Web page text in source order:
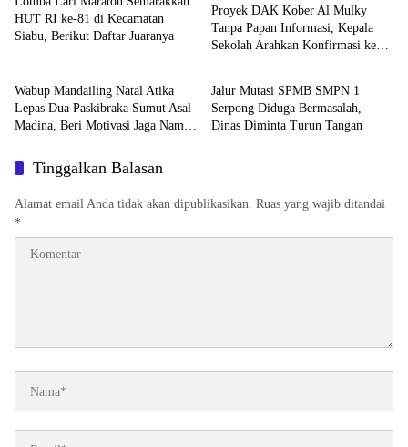
HUT RI ke-81 di Kecamatan
Siabu, Berikut Daftar Juaranya
Proyek DAK Kober Al Mulky
Tanpa Papan Informasi, Kepala
Sekolah Arahkan Konfirmasi ke
Wabup Mandailing Natal Atika
Lepas Dua Paskibraka Sumut Asal
Madina, Beri Motivasi Jaga Nama
Banten
Jalur Mutasi SPMB SMPN 1
Serpong Diduga Bermasalah,
Dinas Diminta Turun Tangan
Tinggalkan Balasan
Alamat email Anda tidak akan dipublikasikan. Ruas yang wajib ditandai
*